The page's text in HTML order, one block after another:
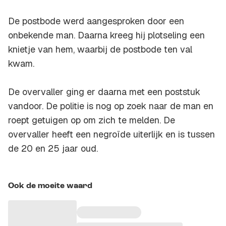
De postbode werd aangesproken door een
onbekende man. Daarna kreeg hij plotseling een
knietje van hem, waarbij de postbode ten val
kwam.
De overvaller ging er daarna met een poststuk
vandoor. De politie is nog op zoek naar de man en
roept getuigen op om zich te melden. De
overvaller heeft een negroïde uiterlijk en is tussen
de 20 en 25 jaar oud.
Ook de moeite waard